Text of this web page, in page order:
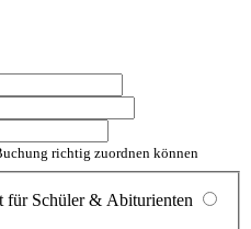
richtig zuordnen können
für Schüler & Abiturienten